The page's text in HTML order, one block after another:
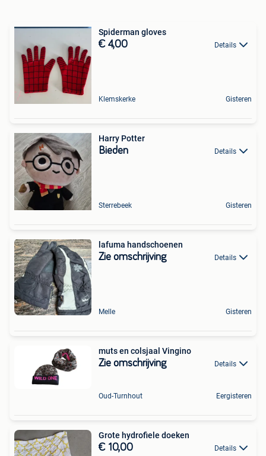
Spiderman gloves
€ 4,00 Details
Klemskerke Gisteren
Harry Potter
Bieden Details
Sterrebeek Gisteren
lafuma handschoenen
Zie omschrijving Details
Melle Gisteren
muts en colsjaal Vingino
Zie omschrijving Details
Oud-Turnhout Eergisteren
Grote hydrofiele doeken
€ 10,00 Details